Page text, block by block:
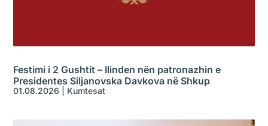
Festimi i 2 Gushtit – Ilinden nën patronazhin e
Presidentes Siljanovska Davkova në Shkup
01.08.2026 Kumtesat